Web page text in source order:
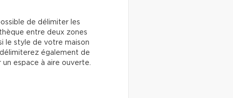
de délimiter les
entre deux zones
le style de votre maison
également de
un espace à aire ouverte.